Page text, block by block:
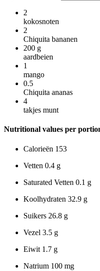
2
kokosnoten
2
Chiquita bananen
200 g
aardbeien
1
mango
0.5
Chiquita ananas
4
takjes munt
Nutritional values per
Calorieën 153
Vetten 0.4 g
Saturated Vetten 0.1 g
Koolhydraten 32.9 g
Suikers 26.8 g
Vezel 3.5 g
Eiwit 1.7 g
Natrium 100 mg